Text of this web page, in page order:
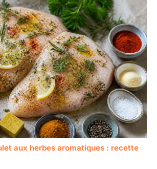
aux herbes aromatiques : recette